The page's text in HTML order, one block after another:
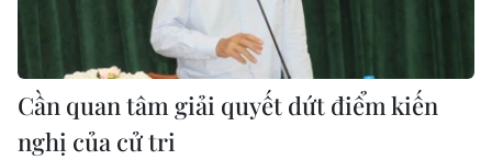
Cần quan tâm giải quyết dứt điểm kiến
nghị của cử tri